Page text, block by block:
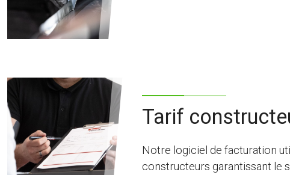
Tarif
Notre logiciel de facturation
constructeurs garantissant le